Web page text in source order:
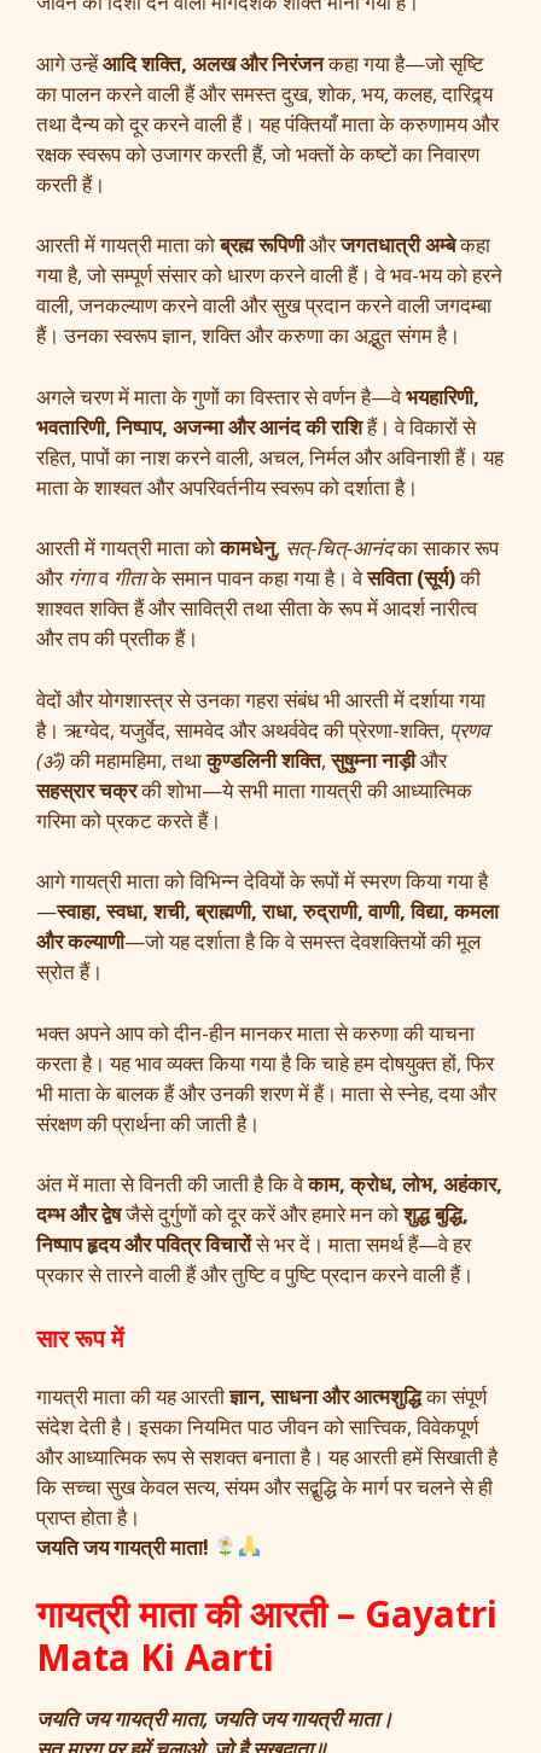
आगे उन्हेंआदि शक्ति, अलख और निरंजनकहा गया है—जो सृष्टि
का पालन करने वाली हैं और समस्त दुख, शोक, भय, कलह, दारिद्र्य
तथा दैन्य को दूर करने वाली हैं। यह पंक्तियाँ माता के करुणामय और
रक्षक स्वरूप को उजागर करती हैं, जो भक्तों के कष्टों का निवारण
करती हैं।
आरती में गायत्री माता कोब्रह्म रूपिणीऔरजगतधात्री अम्बेकहा
गया है, जो सम्पूर्ण संसार को धारण करने वाली हैं। वे भव-भय को हरने
वाली, जनकल्याण करने वाली और सुख प्रदान करने वाली जगदम्बा
हैं। उनका स्वरूप ज्ञान, शक्ति और करुणा का अद्भुत संगम है।
अगले चरण में माता के गुणों का विस्तार से वर्णन है—वेभयहारिणी,
भवतारिणी, निष्पाप, अजन्मा और आनंद की राशिहैं। वे विकारों से
रहित, पापों का नाश करने वाली, अचल, निर्मल और अविनाशी हैं। यह
माता के शाश्वत और अपरिवर्तनीय स्वरूप को दर्शाता है।
आरती में गायत्री माता कोकामधेनु, सत्-चित्-आनंदका साकार रूप
और गंगाव गीताके समान पावन कहा गया है। वेसविता (सूर्य)की
शाश्वत शक्ति हैं और सावित्री तथा सीता के रूप में आदर्श नारीत्व
और तप की प्रतीक हैं।
वेदों और योगशास्त्र से उनका गहरा संबंध भी आरती में दर्शाया गया
है। ऋग्वेद, यजुर्वेद, सामवेद और अथर्ववेद की प्रेरणा-शक्ति, प्रणव
(ॐ)की महामहिमा, तथाकुण्डलिनी शक्ति,सुषुम्ना नाड़ीऔर
सहस्रार चक्रकी शोभा—ये सभी माता गायत्री की आध्यात्मिक
गरिमा को प्रकट करते हैं।
आगे गायत्री माता को विभिन्न देवियों के रूपों में स्मरण किया गया है
—स्वाहा, स्वधा, शची, ब्राह्मणी, राधा, रुद्राणी, वाणी, विद्या, कमला
और कल्याणी—जो यह दर्शाता है कि वे समस्त देवशक्तियों की मूल
स्रोत हैं।
भक्त अपने आप को दीन-हीन मानकर माता से करुणा की याचना
करता है। यह भाव व्यक्त किया गया है कि चाहे हम दोषयुक्त हों, फिर
भी माता के बालक हैं और उनकी शरण में हैं। माता से स्नेह, दया और
संरक्षण की प्रार्थना की जाती है।
अंत में माता से विनती की जाती है कि वेकाम, क्रोध, लोभ, अहंकार,
दम्भ और द्वेषजैसे दुर्गुणों को दूर करें और हमारे मन कोशुद्ध बुद्धि,
निष्पाप हृदय और पवित्र विचारोंसे भर दें। माता समर्थ हैं—वे हर
प्रकार से तारने वाली हैं और तुष्टि व पुष्टि प्रदान करने वाली हैं।
सार रूप में
गायत्री माता की यह आरतीज्ञान, साधना और आत्मशुद्धिका संपूर्ण
संदेश देती है। इसका नियमित पाठ जीवन को सात्त्विक, विवेकपूर्ण
और आध्यात्मिक रूप से सशक्त बनाता है। यह आरती हमें सिखाती है
कि सच्चा सुख केवल सत्य, संयम और सद्बुद्धि के मार्ग पर चलने से ही
प्राप्त होता है।
जयति जय गायत्री माता!
गायत्री माता की आरती – Gayatri
Mata Ki Aarti
जयति जय गायत्री माता, जयति जय गायत्री माता।